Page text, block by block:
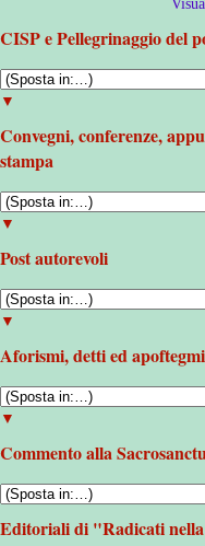
CISP e Pellegrinaggio del
▼
Convegni, conferenze,
stampa
▼
Post autorevoli
▼
Aforismi, detti ed apoftegmi
▼
Commento alla
Editoriali di "Radicati